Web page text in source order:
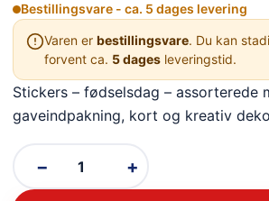
Bestillingsvare - ca. 5 dages levering
Varen er bestillingsvare. Du kan
forvent ca. 5 dages leveringstid.
Stickers – fødselsdag – assorterede
gaveindpakning, kort og kreativ
− +